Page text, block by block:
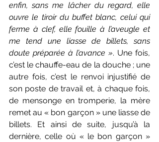
enfin, sans me lâcher du regard, elle
ouvre le tiroir du buffet blanc, celui qui
ferme à clef, elle fouille à l’aveugle et
me tend une liasse de billets, sans
doute préparée à l’avance ». Une fois,
c’est le chauffe-eau de la douche ; une
autre fois, c’est le renvoi injustifié de
son poste de travail et, à chaque fois,
de mensonge en tromperie, la mère
remet au « bon garçon » une liasse de
billets. Et ainsi de suite, jusqu’à la
dernière, celle où « le bon garçon »